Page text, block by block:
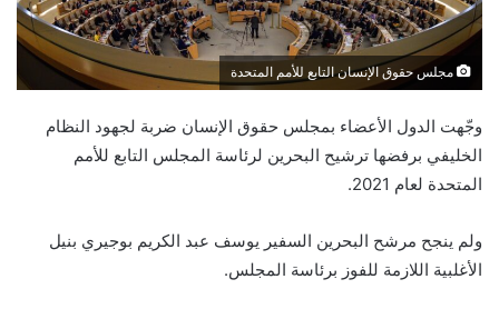
مجلس حقوق الإنسان التابع للأمم المتحدة
وجّهت الدول الأعضاء بمجلس حقوق الإنسان ضربة لجهود النظام
الخليفي برفضها ترشيح البحرين لرئاسة المجلس التابع للأمم
المتحدة لعام 2021.
ولم ينجح مرشح البحرين السفير يوسف عبد الكريم بوجيري بنيل
الأغلبية اللازمة للفوز برئاسة المجلس.